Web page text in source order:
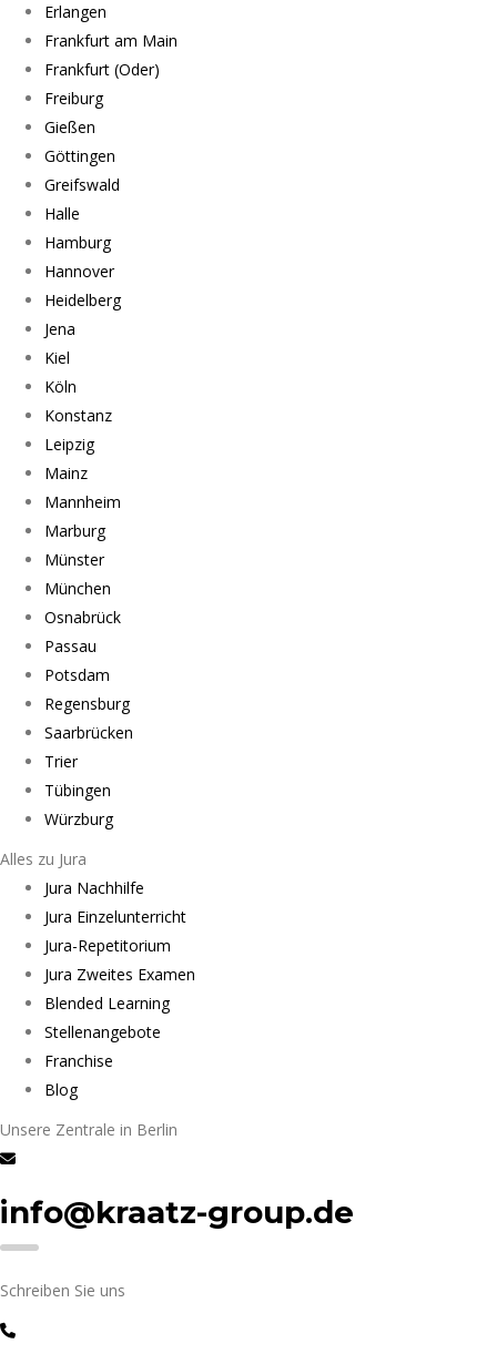
Erlangen
Frankfurt am Main
Frankfurt (Oder)
Freiburg
Gießen
Göttingen
Greifswald
Halle
Hamburg
Hannover
Heidelberg
Jena
Kiel
Köln
Konstanz
Leipzig
Mainz
Mannheim
Marburg
Münster
München
Osnabrück
Passau
Potsdam
Regensburg
Saarbrücken
Trier
Tübingen
Würzburg
Alles zu Jura
Jura Nachhilfe
Jura Einzelunterricht
Jura-Repetitorium
Jura Zweites Examen
Blended Learning
Stellenangebote
Franchise
Blog
Unsere Zentrale in Berlin
info@kraatz-group.de
Schreiben Sie uns